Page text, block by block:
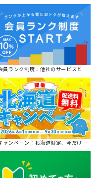
員ランク制度：他社のサービスと比較してください。
ャンペーン：北海道限定、今だけ送料無料！